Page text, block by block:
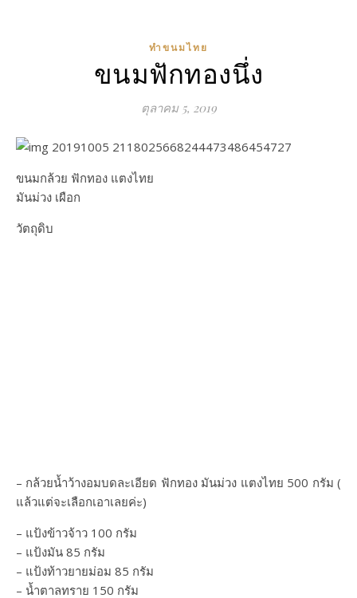
ทำขนมไทย
ขนมฟักทองนึ่ง
ตุลาคม 5, 2019
ขนมกล้วย ฟักทอง แตงไทย
มันม่วง เผือก
วัตถุดิบ
– กล้วยน้ำว้างอมบดละเอียด ฟักทอง มันม่วง แตงไทย 500 กรัม (
แล้วแต่จะเลือกเอาเลยค่ะ)
– แป้งข้าวจ้าว 100 กรัม
– แป้งมัน 85 กรัม
– แป้งท้าวยายม่อม 85 กรัม
– น้ำตาลทราย 150 กรัม